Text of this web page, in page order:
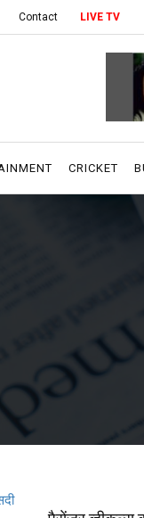
Contact LIVE TV
CRICKET